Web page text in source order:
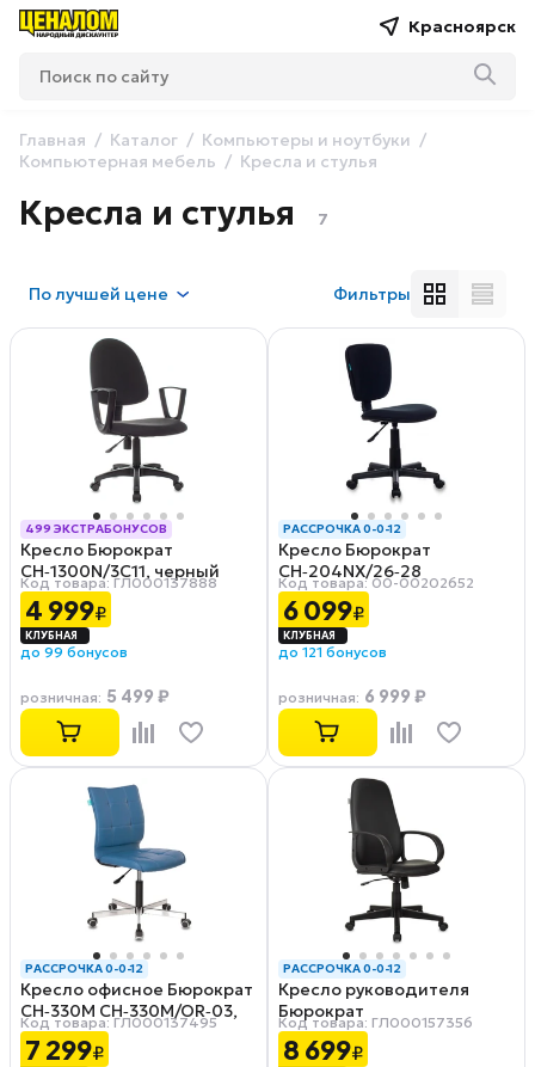
Красноярск
Главная Каталог
Компьютеры и ноутбуки
Компьютерная мебель
Кресла и стулья
Кресла и стулья 7
Получшей цене Фильтры
499 ЭКСТРАБОНУСОВ
ФИНАЛЬНАЯ ЦЕНА
РАССРОЧКА 0-0-12
Кресло Бюрократ
CH‑1300N/3C11, черный
Код товара: ГЛ000137888
4 999₽
до 99 бонусов
розничная: 5 499 ₽
РАССРОЧКА 0-0-12
Кресло Бюрократ
CH‑204NX/26‑28
Код товара: 00-00202652
6 099₽
до 121 бонусов
розничная: 6 999 ₽
РАССРОЧКА 0-0-12
Кресло офисное Бюрократ
CH‑330M CH‑330M/OR‑03,
синий
Код товара: ГЛ000137495
7 299₽
РАССРОЧКА 0-0-12
Кресло руководителя
Бюрократ
CH‑808AXSN/OR‑16
Код товара: ГЛ000157356
8 699₽